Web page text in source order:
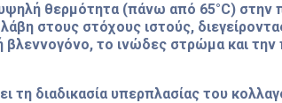
θερμότητα (πάνω από 65°C) στην
στους στόχους ιστούς,
το ινώδες στρώμα και την
τη διαδικασία υπερπλασίας του